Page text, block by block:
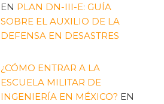
EN PLAN DN-III-E: GUÍA
SOBRE EL AUXILIO DE LA
DEFENSA EN DESASTRES
¿CÓMO ENTRAR A LA
ESCUELA MILITAR DE
INGENIERÍA EN MÉXICO? EN